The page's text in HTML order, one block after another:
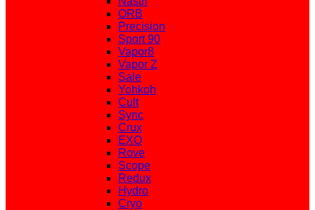
ORB
Precision
Sport 90
Vapor8
Vapor Z
Sale
Yohkoh
Cult
Sync
Crux
EXO
Rove
Scope
Redux
Hydro
Cryo